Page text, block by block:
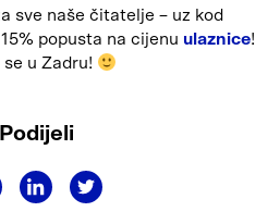
sve naše čitatelje – uz kod
popusta na cijenu ulaznice!
u Zadru!
Podijeli